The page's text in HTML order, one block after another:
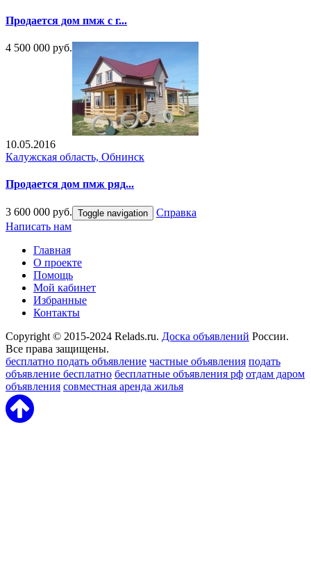
Продается дом пмж с г...
4 500 000 руб.
10.05.2016
Калужская область, Обнинск
Продается дом пмж ряд...
3 600 000 руб. Toggle navigation
Справка
Написать нам
Главная
О проекте
Помощь
Мой кабинет
Избранные
Контакты
Copyright © 2015-2024 Relads.ru. Доска объявлений России.
Все права защищены.
бесплатно подать объявление частные объявления подать
объявление бесплатно бесплатные объявления рф отдам даром
объявления совместная аренда жилья